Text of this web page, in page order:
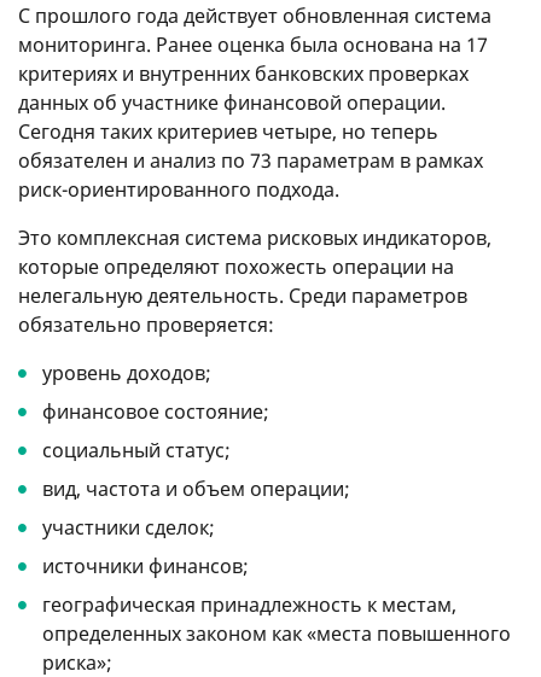
С прошлого года действует обновленная система
мониторинга. Ранее оценка была основана на 17
критериях и внутренних банковских проверках
данных об участнике финансовой операции.
Сегодня таких критериев четыре, но теперь
обязателен и анализ по 73 параметрам в рамках
риск-ориентированного подхода.
Это комплексная система рисковых индикаторов,
которые определяют похожесть операции на
нелегальную деятельность. Среди параметров
обязательно проверяется:
уровень доходов;
финансовое состояние;
социальный статус;
вид, частота и объем операции;
участники сделок;
источники финансов;
географическая принадлежность к местам,
определенных законом как «места повышенного
риска»;